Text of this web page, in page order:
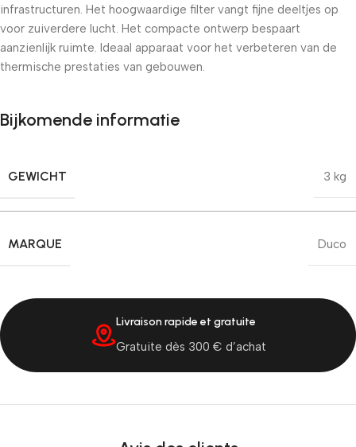
infrastructuren. Het hoogwaardige filter vangt fijne deeltjes op
voor zuiverdere lucht. Het compacte ontwerp bespaart
aanzienlijk ruimte. Ideaal apparaat voor het verbeteren van de
thermische prestaties van gebouwen.
Bijkomende informatie
GEWICHT 3 kg
MARQUE Duco
Livraison rapide et gratuite
Gratuite dès 300 € d’achat